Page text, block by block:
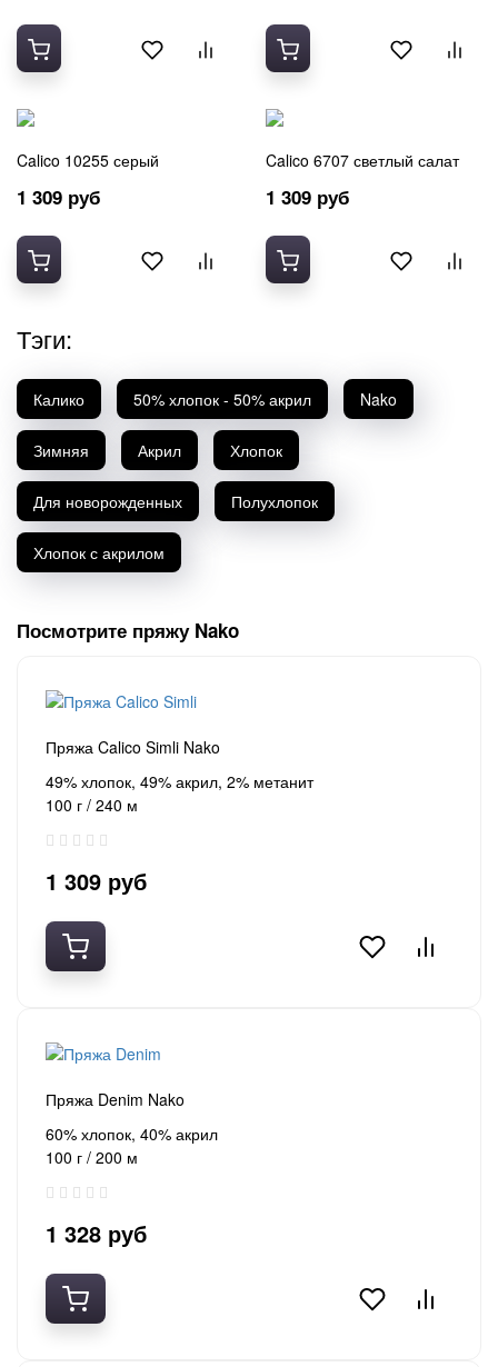
Calico 10255 серый
1 309 руб
Calico 6707 светлый салат
1 309 руб
Тэги:
Калико 50% хлопок - 50% акрил Nako
Зимняя Акрил Хлопок
Для новорожденных Полухлопок
Хлопок с акрилом
Посмотрите пряжу Nako
Пряжа Calico Simli Nako
49% хлопок, 49% акрил, 2% метанит
100 г / 240 м
1 309 руб
Пряжа Denim Nako
60% хлопок, 40% акрил
100 г / 200 м
1 328 руб